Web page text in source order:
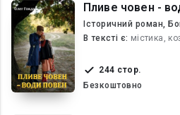
Пливе човен -
Історичний роман,
В текcті є: містика,
244 стор.
Безкоштовно